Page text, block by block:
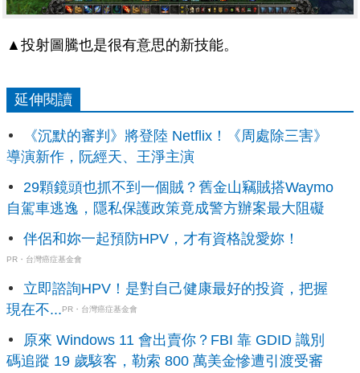
▲投射圖騰也是很有意思的新技能。
延伸閱讀
《沉默的審判》將登陸 Netflix！《周處除三害》
導演新作，阮經天、王淨主演
29顆鏡頭也抓不到一個賊？舊金山竊賊搭Waymo
自駕車逃逸，隱私保護政策竟成警方辦案最大阻礙
伴侶和妳一起預防HPV，才有資格說愛妳！
PR・台灣癌症基金會
立即諮詢HPV！是對自己健康最好的投資，把握
現在不...PR・台灣癌症基金會
原來 Windows 11 會出賣你？FBI 靠 GDID 識別
碼追蹤 19 歲駭客，勒索 800 萬美金慘遭引渡受審